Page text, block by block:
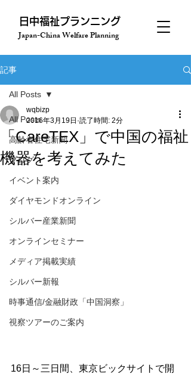
​日中福祉プランニング
Japan-China Welfare Planning
記事
All Posts
高齢者住宅新聞
ブログ
イベント案内
ダイヤモンドオンライン
シルバー産業新聞
オンラインセミナー
メディア掲載実績
シルバー新報
時事通信/金融財政「中国洞察」
視察ツアーのご案内
All Posts
「CareTEX」で中国の福祉
機器を考えてみた
wqbizp
2016年3月19日 読了時間: 2分
16日～三日間、東京ビックサイトで開